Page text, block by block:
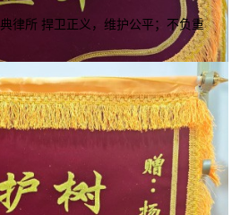
律所 捍卫正义，维护公平；不负重